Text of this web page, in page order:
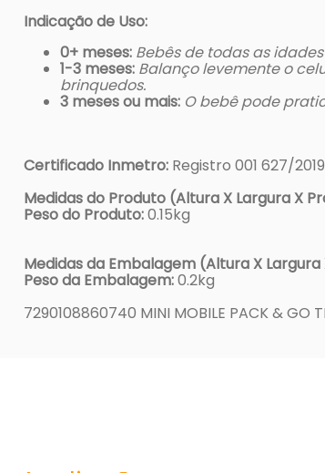
Indicação de Uso:
0+ meses: Bebês de todas as
1-3 meses: Balanço levemente o
brinquedos.
3 meses ou mais: O bebê pode
Certificado Inmetro: Registro 001 627/2019
Medidas do Produto (Altura X Largura X
Peso do Produto:0.15kg
Medidas da Embalagem (Altura X
Peso da Embalagem:0.2kg
7290108860740 MINI MOBILE PACK & GO